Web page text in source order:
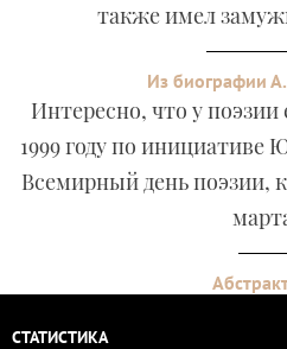
также имел
Из биографии
Интересно, что у поэзии
1999 году по
Всемирный день поэзии,
СТАТИСТИКА